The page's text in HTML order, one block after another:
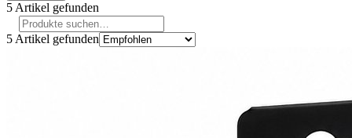
5 Artikel gefunden
5 Artikel gefunden